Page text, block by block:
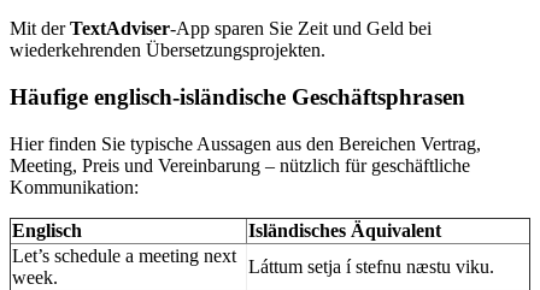
Mit derTextAdviser-App sparen Sie Zeit und Geld bei
wiederkehrenden Übersetzungsprojekten.
Häufige englisch-isländische Geschäftsphrasen
Hier finden Sie typische Aussagen aus den Bereichen Vertrag,
Meeting, Preis und Vereinbarung – nützlich für geschäftliche
Kommunikation:
Englisch
Isländisches Äquivalent
Let’s schedule a meeting next
week.
Láttum setja í stefnu næstu viku.